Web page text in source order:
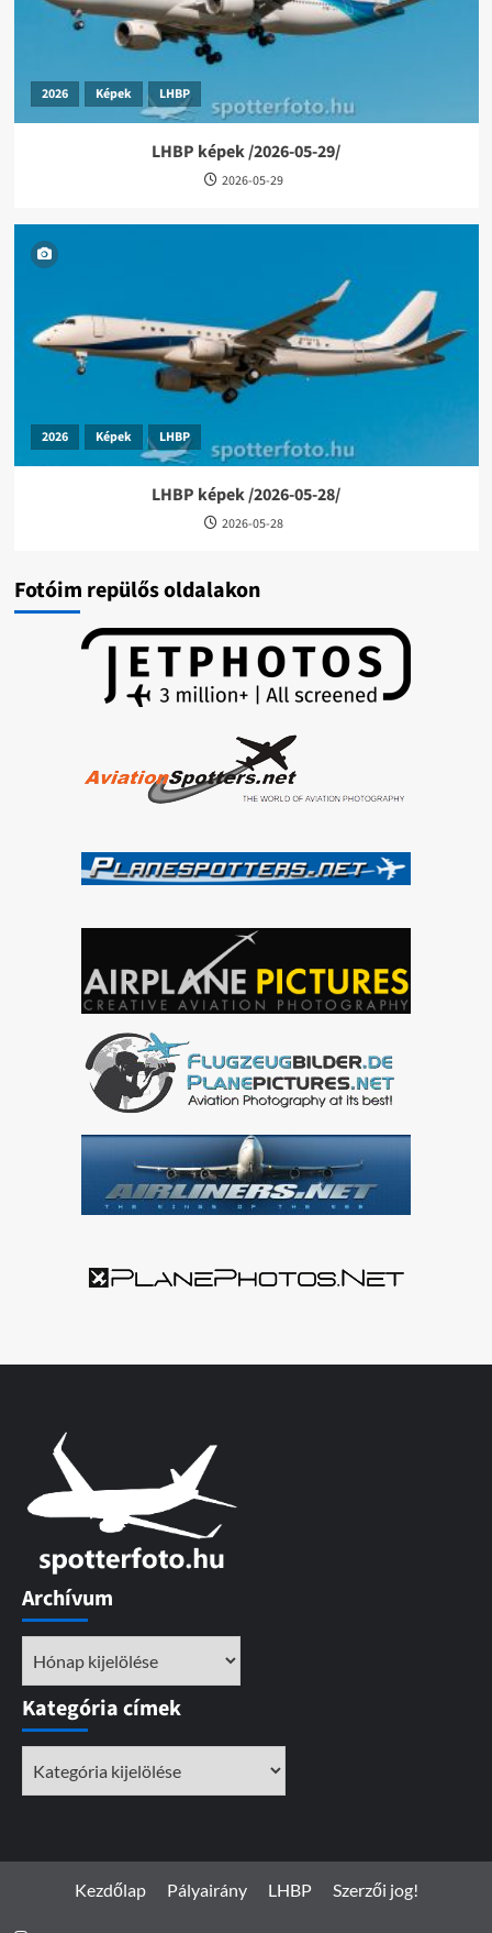
2026 Képek LHBP
LHBP képek /2026-05-29/
2026-05-29
2026 Képek LHBP
LHBP képek /2026-05-28/
2026-05-28
Fotóim repülős oldalakon
Archívum
Kategória címek
Kezdőlap Pályairány LHBP Szerzői jog!